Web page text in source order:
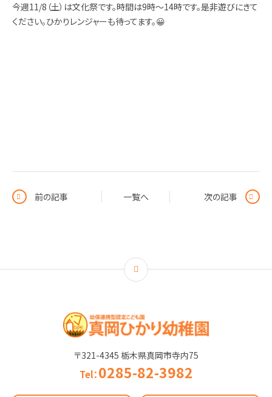
今週11/8（土）は文化祭です。時間は9時〜14時です。是非遊びにきて
ください。ひかりレンジャーも待ってます。😀
前の記事 一覧へ 次の記事
〒321-4345 栃木県真岡市寺内75
Tel：0285-82-3982